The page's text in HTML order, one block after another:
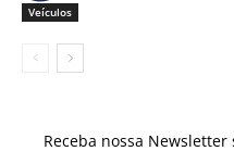
Veículos
Receba nossa